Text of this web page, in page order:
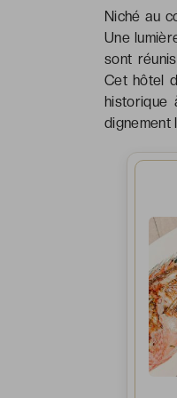
Niché au
Une
sont
Cet hôtel
dignement